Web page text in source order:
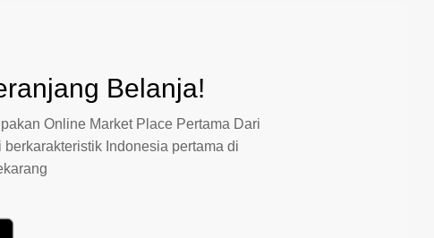
Belanja!
Online Market Place Pertama Dari
berkarakteristik Indonesia pertama di